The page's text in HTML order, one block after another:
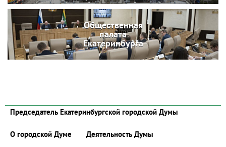
Общественная
палата
Екатеринбурга
Председатель Екатеринбургской городской Думы
О городской Думе Деятельность Думы